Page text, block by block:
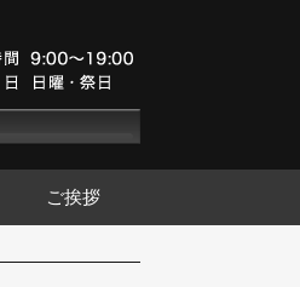
ご挨拶